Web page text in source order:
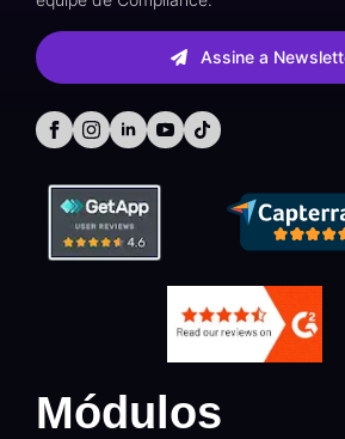
Assine a
Módulos